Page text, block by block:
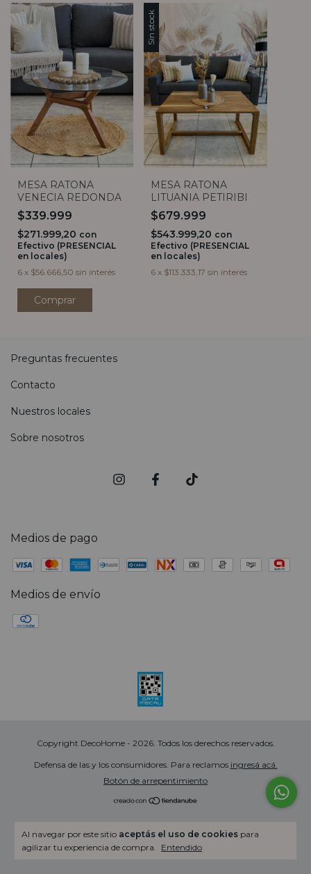
Al navegar por este sitio aceptás el uso de cookies para
agilizar tu experiencia de compra. Entendido
MESA RATONA
VENECIA REDONDA
$339.999
$271.999,20 con
Efectivo (PRESENCIAL
en locales)
6 x $56.666,50 sin interés
Sin stock
MESA RATONA
LITUANIA PETIRIBI
$679.999
$543.999,20 con
Efectivo (PRESENCIAL
en locales)
6 x $113.333,17 sin interés
Preguntas frecuentes
Contacto
Nuestros locales
Sobre nosotros
Medios de pago
Medios de envío
Copyright DecoHome - 2026. Todos los derechos reservados.
Defensa de las y los consumidores. Para reclamos ingresá acá.
Botón de arrepentimiento